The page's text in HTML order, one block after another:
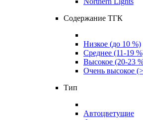
Содержание ТГК
Низкое (до 10 %)
Среднее (11-19
Высокое (20-23
Очень высокое
Тип
Автоцветущие